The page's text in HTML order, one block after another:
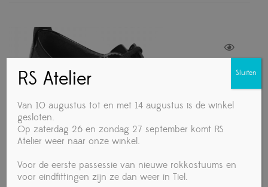
RS Atelier
Van 10 augustus tot en met 14 augustus is de winkel
gesloten.
Op zaterdag 26 en zondag 27 september komt RS
Atelier weer naar onze winkel.
Voor de eerste passessie van nieuwe rokkostuums en
voor eindfittingen zijn ze dan weer in Tiel.
Sluiten